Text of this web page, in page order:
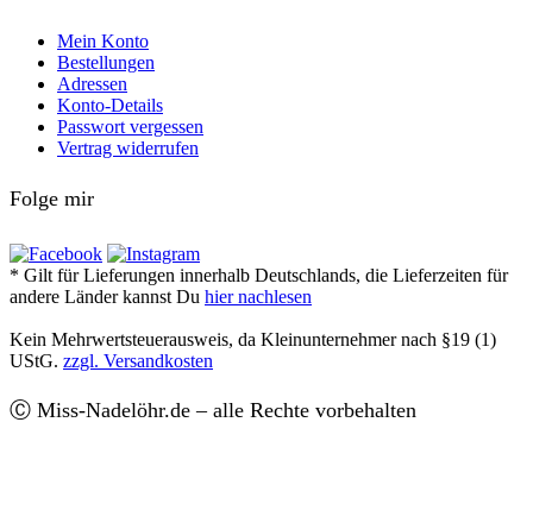
Mein Konto
Bestellungen
Adressen
Konto-Details
Passwort vergessen
Vertrag widerrufen
Folge mir
* Gilt für Lieferungen innerhalb Deutschlands, die Lieferzeiten für
andere Länder kannst Du hier nachlesen
Kein Mehrwertsteuerausweis, da Kleinunternehmer nach §19 (1)
UStG. zzgl. Versandkosten
Ⓒ Miss-Nadelöhr.de – alle Rechte vorbehalten